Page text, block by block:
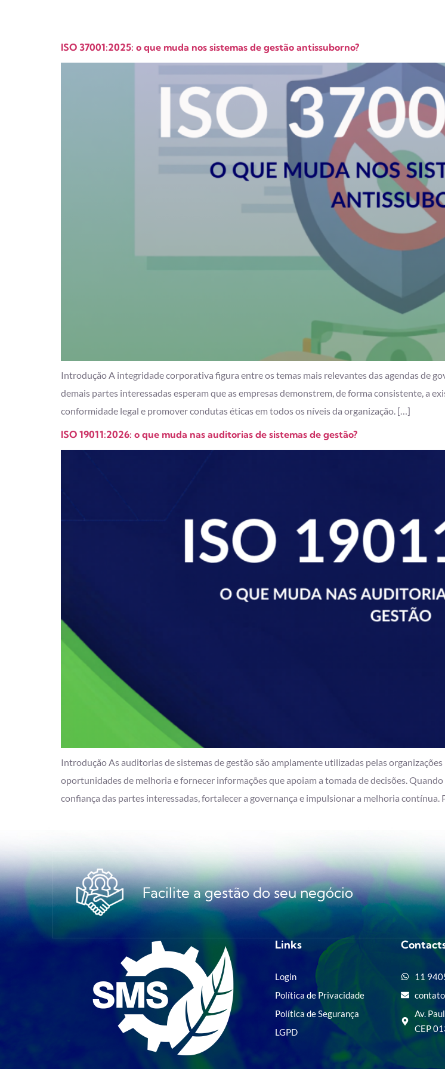
ISO 37001:2025: o que muda nos sistemas de gestão antissuborno?
Introdução A integridade corporativa figura entre os temas mais relevantes das agendas de
demais partes interessadas esperam que as empresas demonstrem, de forma consistente, a
conformidade legal e promover condutas éticas em todos os níveis da organização. […]
ISO 19011:2026: o que muda nas auditorias de sistemas de gestão?
Introdução As auditorias de sistemas de gestão são amplamente utilizadas pelas
oportunidades de melhoria e fornecer informações que apoiam a tomada de decisões.
confiança das partes interessadas, fortalecer a governança e impulsionar a melhoria contínua.
Facilite a gestão do seu negócio
Links
Login
Política de Privacidade
Política de Segurança
LGPD
11
Av.
CEP